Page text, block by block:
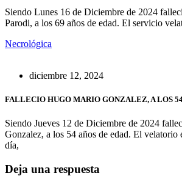
Siendo Lunes 16 de Diciembre de 2024
Parodi, a los 69 años de edad. El servicio
Necrológica
diciembre 12, 2024
FALLECIO HUGO MARIO GONZALEZ, A LOS
Siendo Jueves 12 de Diciembre de 2024
Gonzalez, a los 54 años de edad. El velatorio
día,
Deja una respuesta